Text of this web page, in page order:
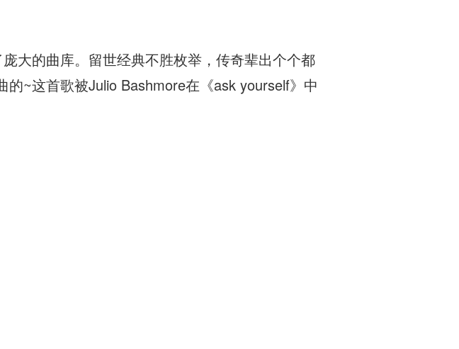
大的曲库。留世经典不胜枚举，传奇辈出个个都
~这首歌被Julio Bashmore在《ask yourself》中